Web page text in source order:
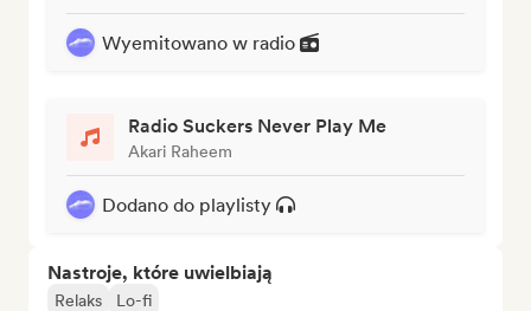
Wyemitowano w radio
Radio Suckers Never Play Me
Akari Raheem
Dodano do playlisty
Nastroje, które uwielbiają
Relaks Lo-fi